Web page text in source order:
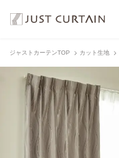
ジャストカーテンTOP カット生地